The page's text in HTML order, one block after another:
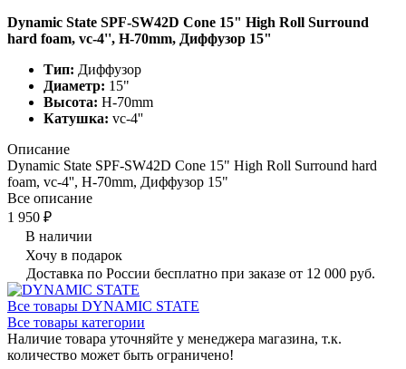
Dynamic State SPF-SW42D Cone 15" High Roll Surround
hard foam, vc-4'', H-70mm, Диффузор 15"
Тип: Диффузор
Диаметр: 15"
Высота: H-70mm
Катушка: vc-4''
Описание
Dynamic State SPF-SW42D Cone 15" High Roll Surround hard
foam, vc-4'', H-70mm, Диффузор 15"
Все описание
1 950 ₽
В наличии
Хочу в подарок
Доставка по России бесплатно при заказе от 12 000 руб.
Все товары DYNAMIC STATE
Все товары категории
Наличие товара уточняйте у менеджера магазина, т.к.
количество может быть ограничено!